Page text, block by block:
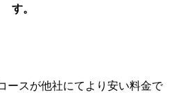
す。
ースが他社にてより安い料金で